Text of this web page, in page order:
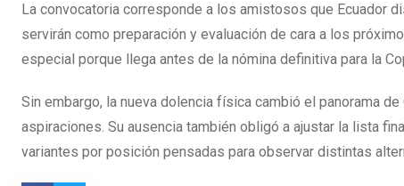
La convocatoria corresponde a los amistosos que Ecuador
servirán como preparación y evaluación de cara a los
especial porque llega antes de la nómina definitiva para la
Sin embargo, la nueva dolencia física cambió el panorama
aspiraciones. Su ausencia también obligó a ajustar la lista
variantes por posición pensadas para observar distintas